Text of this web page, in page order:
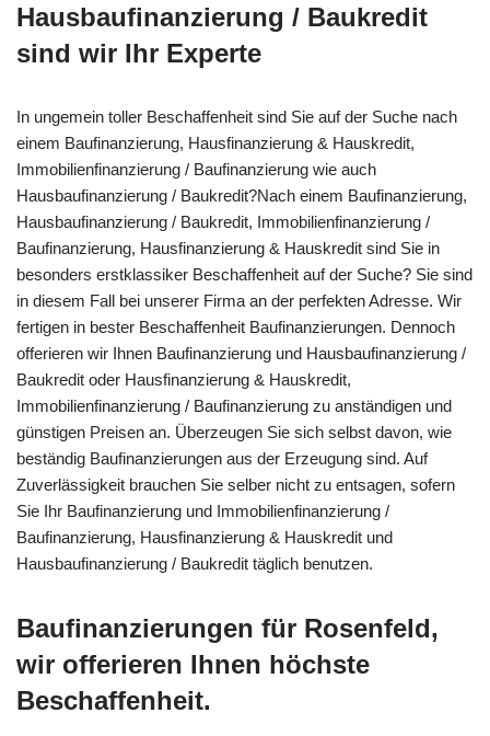
Hausbaufinanzierung / Baukredit
sind wir Ihr Experte
In ungemein toller Beschaffenheit sind Sie auf der Suche nach
einem Baufinanzierung, Hausfinanzierung & Hauskredit,
Immobilienfinanzierung / Baufinanzierung wie auch
Hausbaufinanzierung / Baukredit?Nach einem Baufinanzierung,
Hausbaufinanzierung / Baukredit, Immobilienfinanzierung /
Baufinanzierung, Hausfinanzierung & Hauskredit sind Sie in
besonders erstklassiker Beschaffenheit auf der Suche? Sie sind
in diesem Fall bei unserer Firma an der perfekten Adresse. Wir
fertigen in bester Beschaffenheit Baufinanzierungen. Dennoch
offerieren wir Ihnen Baufinanzierung und Hausbaufinanzierung /
Baukredit oder Hausfinanzierung & Hauskredit,
Immobilienfinanzierung / Baufinanzierung zu anständigen und
günstigen Preisen an. Überzeugen Sie sich selbst davon, wie
beständig Baufinanzierungen aus der Erzeugung sind. Auf
Zuverlässigkeit brauchen Sie selber nicht zu entsagen, sofern
Sie Ihr Baufinanzierung und Immobilienfinanzierung /
Baufinanzierung, Hausfinanzierung & Hauskredit und
Hausbaufinanzierung / Baukredit täglich benutzen.
Baufinanzierungen für Rosenfeld,
wir offerieren Ihnen höchste
Beschaffenheit.